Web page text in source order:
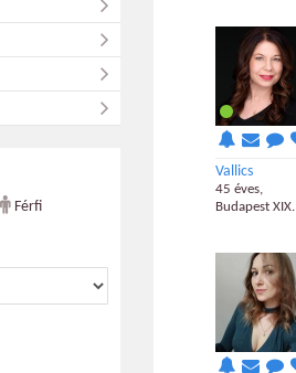
Férfi
Vallics
45 éves,
Budapest XIX.